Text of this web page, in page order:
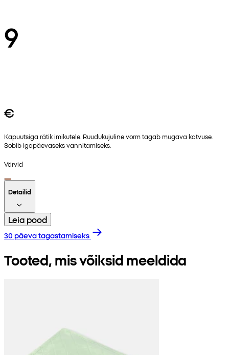
9
€
Kapuutsiga rätik imikutele. Ruudukujuline vorm tagab mugava katvuse.
Sobib igapäevaseks vannitamiseks.
Värvid
Detailid
Leia pood
30 päeva tagastamiseks
Tooted, mis võiksid meeldida